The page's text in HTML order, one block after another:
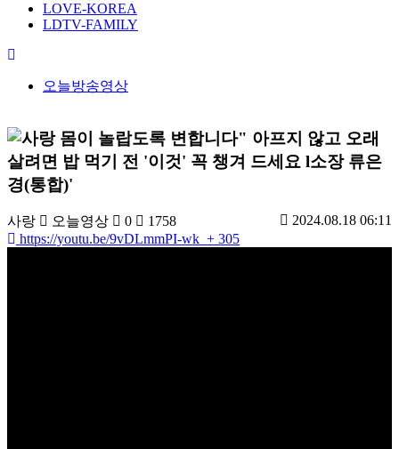
LOVE-KOREA
LDTV-FAMILY
오늘방송영상
몸이 놀랍도록 변합니다" 아프지 않고 오래
살려면 밥 먹기 전 '이것' 꼭 챙겨 드세요 l소장 류은
경(통합)'
사랑 오늘영상 0 1758
2024.08.18 06:11
https://youtu.be/9vDLmmPI-wk + 305